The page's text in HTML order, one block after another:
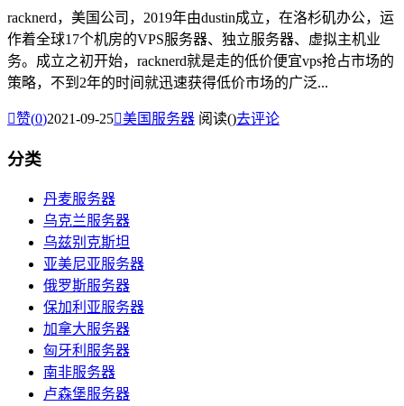
racknerd，美国公司，2019年由dustin成立，在洛杉矶办公，运
作着全球17个机房的VPS服务器、独立服务器、虚拟主机业
务。成立之初开始，racknerd就是走的低价便宜vps抢占市场的
策略，不到2年的时间就迅速获得低价市场的广泛...
赞(0)2021-09-25美国服务器 阅读()去评论
分类
丹麦服务器
乌克兰服务器
乌兹别克斯坦
亚美尼亚服务器
俄罗斯服务器
保加利亚服务器
加拿大服务器
匈牙利服务器
南非服务器
卢森堡服务器